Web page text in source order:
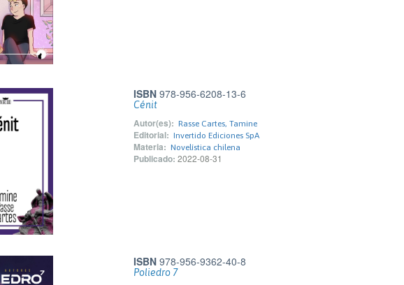
ISBN 978-956-6208-13-6
Cénit
Autor(es): Rasse Cartes, Tamine
Editorial: Invertido Ediciones SpA
Materia: Novelística chilena
Publicado: 2022-08-31
ISBN 978-956-9362-40-8
Poliedro 7